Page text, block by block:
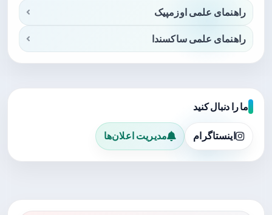
راهنمای علمی اوزمپیک
راهنمای علمی ساکسندا
ما را دنبال کنید
اینستاگرام مدیریت اعلان‌ها